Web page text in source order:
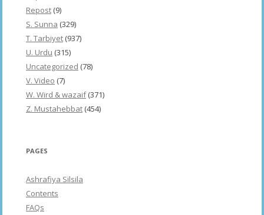
Repost (9)
S. Sunna (329)
T. Tarbiyet (937)
U. Urdu (315)
Uncategorized (78)
V. Video (7)
W. Wird & wazaif(371)
Z. Mustahebbat (454)
PAGES
Ashrafiya Silsila
Contents
FAQs